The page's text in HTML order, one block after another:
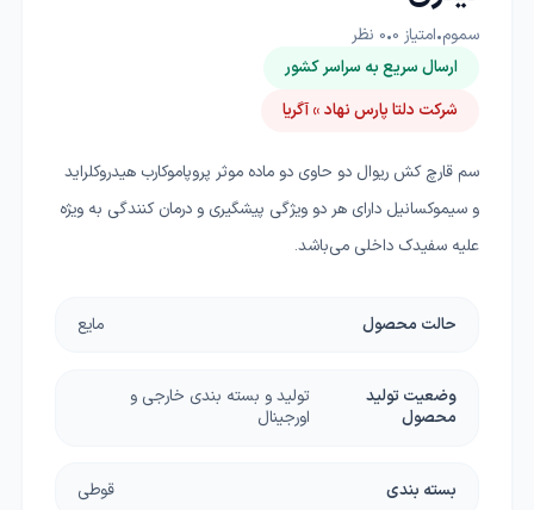
سموم•امتیاز 0
•
0 نظر
ارسال سریع به سراسر کشور
شرکت دلتا پارس نهاد » آگریا
سم قارچ کش ریوال دو حاوی دو ماده موثر پروپاموکارب هیدروکلراید
و سیموکسانیل دارای هر دو ویژگی پیشگیری و درمان کنندگی به ویژه
علیه سفیدک داخلی می‌باشد.
حالت محصول مایع
وضعیت تولید
محصول
تولید و بسته بندی خارجی و
اورجینال
بسته بندی قوطی